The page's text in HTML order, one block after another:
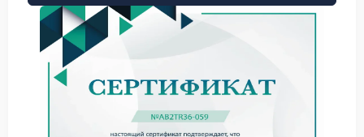
засорение водяных каналов и фильтров;
неисправность помпы (насоса);
сбой в работе датчика уровня воды;
повреждение соединительных трубок;
программный сбой управляющего модуля.
Что можно проверить
самостоятельно